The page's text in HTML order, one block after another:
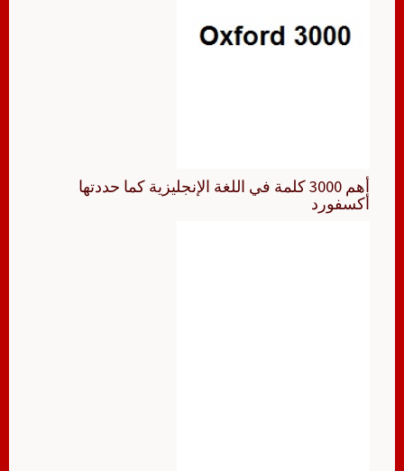
أهم 3000 كلمة في اللغة الإنجليزية كما حددتها
أكسفورد